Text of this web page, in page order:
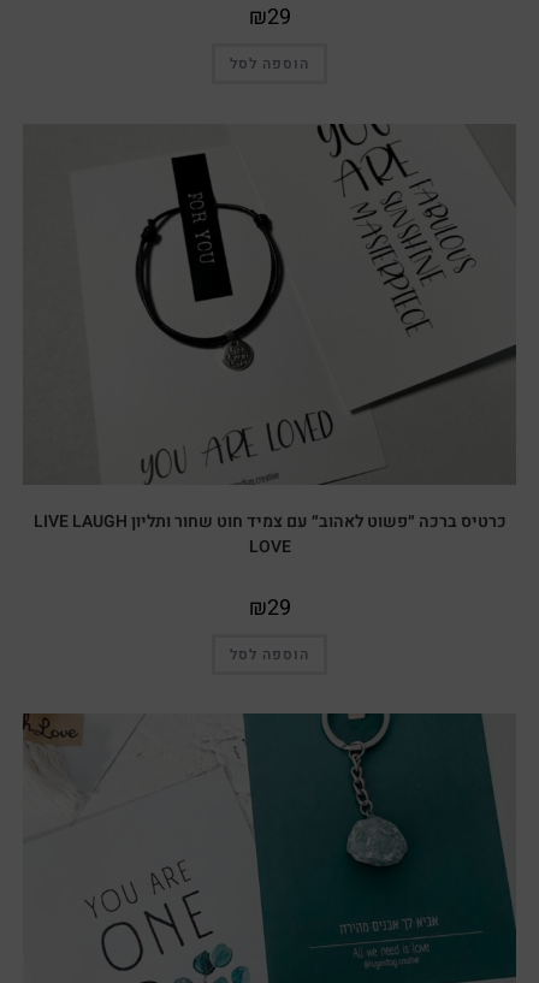
₪29
הוספה לסל
כרטיס ברכה ״פשוט לאהוב״ עם צמיד חוט שחור ותליון LIVE LAUGH
LOVE
₪29
הוספה לסל